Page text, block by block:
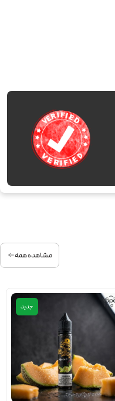
مشاهده همه
جدید